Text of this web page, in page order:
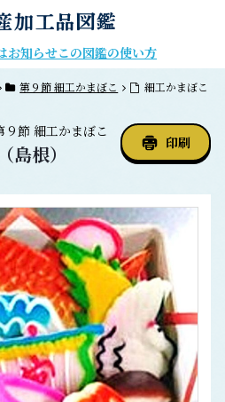
お知らせこの図鑑の使い方
第９節 細工かまぼこ
細工かまぼこ
９節 細工かまぼこ
島根） 印刷